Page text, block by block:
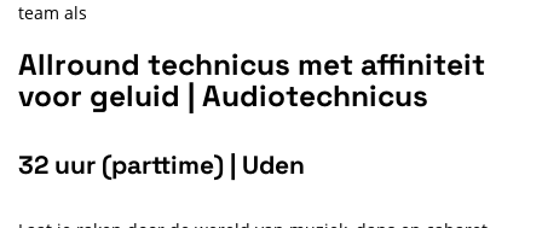
team als
Allround technicus met affiniteit
voor geluid | Audiotechnicus
32 uur (parttime) | Uden